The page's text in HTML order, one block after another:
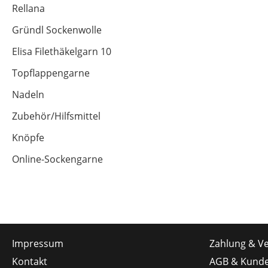
Rellana
Gründl Sockenwolle
Elisa Filethäkelgarn 10
Topflappengarne
Nadeln
Zubehör/Hilfsmittel
Knöpfe
Online-Sockengarne
Impressum
Kontakt
Zahlung &
AGB &